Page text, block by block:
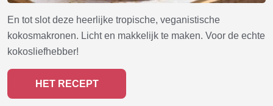
En tot slot deze heerlijke tropische, veganistische
kokosmakronen. Licht en makkelijk te maken. Voor de echte
kokosliefhebber!
HET RECEPT